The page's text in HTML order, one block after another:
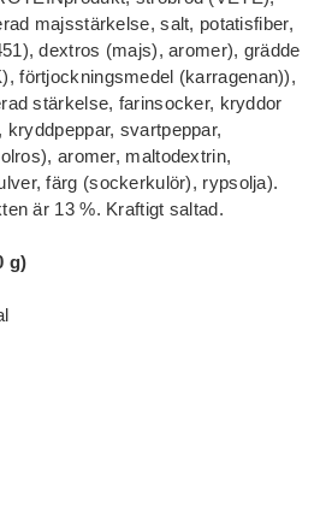
majsstärkelse, salt, potatisfiber,
dextros (majs), aromer), grädde
förtjockningsmedel (karragenan)),
stärkelse, farinsocker, kryddor
svartpeppar,
aromer, maltodextrin,
färg (sockerkulör), rypsolja).
är 13 %. Kraftigt saltad.
g)